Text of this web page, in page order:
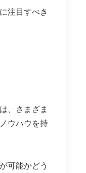
注目すべき
、さまざま
ウハウを持
可能かどう